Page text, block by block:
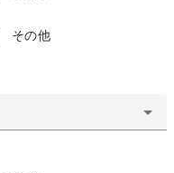
その他